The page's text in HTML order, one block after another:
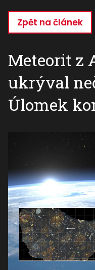
hlavnímu
Zpět na článek
Meteorit z
ukrýval
Úlomek